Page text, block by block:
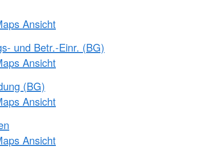
Ansicht
und Betr.-Einr. (BG)
Ansicht
(BG)
Ansicht
Ansicht